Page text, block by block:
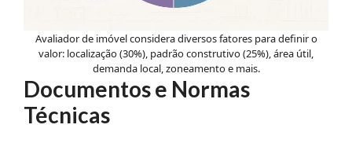
Avaliador de imóvel considera diversos fatores para definir o
valor: localização (30%), padrão construtivo (25%), área útil,
demanda local, zoneamento e mais.
Documentos e Normas
Técnicas